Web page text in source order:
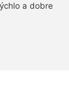
a dobre